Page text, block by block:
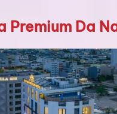
Premium Da